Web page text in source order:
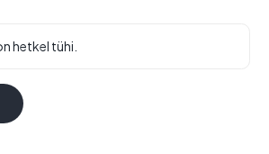
hetkel tühi.